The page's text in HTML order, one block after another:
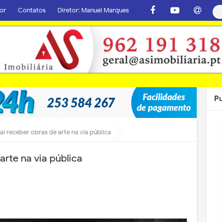
Contatos Diretor: Manuel Marques
receber obras de arte na via pública
na via pública